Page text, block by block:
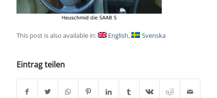
This post is also available in: English Svenska
Eintrag teilen